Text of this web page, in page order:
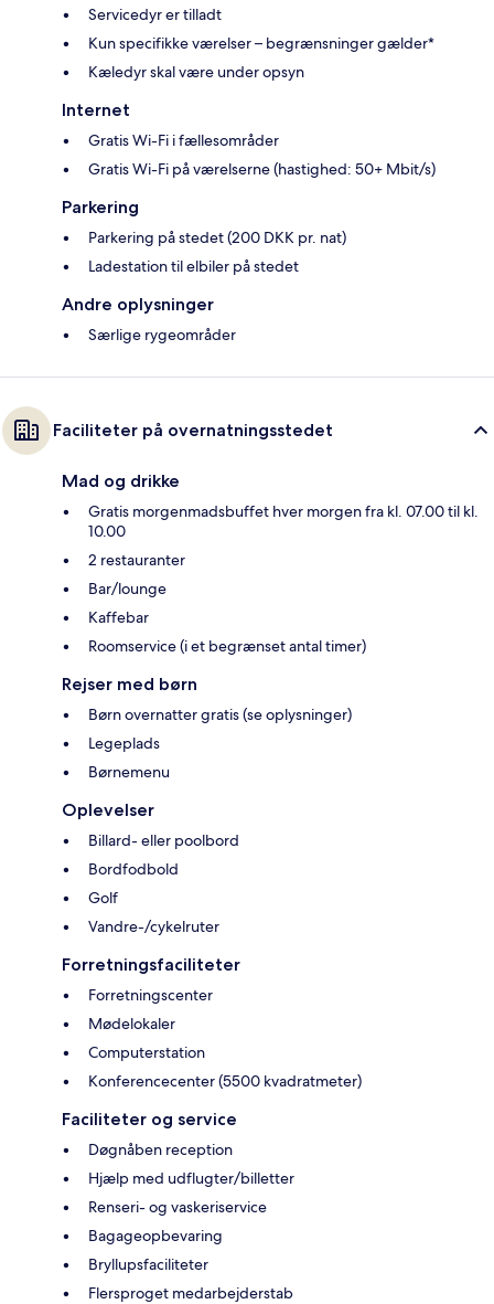
Servicedyr er tilladt
Kun specifikke værelser – begrænsninger gælder*
Kæledyr skal være under opsyn
Internet
Gratis Wi-Fi i fællesområder
Gratis Wi-Fi på værelserne (hastighed: 50+ Mbit/s)
Parkering
Parkering på stedet (200 DKK pr. nat)
Ladestation til elbiler på stedet
Andre oplysninger
Særlige rygeområder
Faciliteter på overnatningsstedet
Mad og drikke
Gratis morgenmadsbuffet hver morgen fra kl. 07.00 til kl.
10.00
2 restauranter
Bar/lounge
Kaffebar
Roomservice (i et begrænset antal timer)
Rejser med børn
Børn overnatter gratis (se oplysninger)
Legeplads
Børnemenu
Oplevelser
Billard- eller poolbord
Bordfodbold
Golf
Vandre-/cykelruter
Forretningsfaciliteter
Forretningscenter
Mødelokaler
Computerstation
Konferencecenter (5500 kvadratmeter)
Faciliteter og service
Døgnåben reception
Hjælp med udflugter/billetter
Renseri- og vaskeriservice
Bagageopbevaring
Bryllupsfaciliteter
Flersproget medarbejderstab